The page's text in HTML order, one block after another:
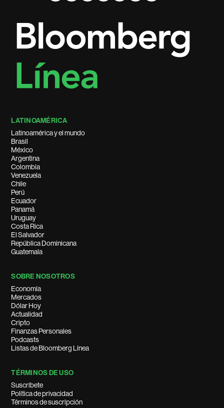
LATINOAMÉRICA
Latinoamérica y el mundo
Brasil
México
Argentina
Colombia
Venezuela
Chile
Perú
Ecuador
Panamá
Uruguay
Costa Rica
El Salvador
República Dominicana
Guatemala
SOBRE NOSOTROS
Economía
Mercados
Dólar Hoy
Actualidad
Cripto
Finanzas Personales
Podcasts
Listas de Bloomberg Línea
TÉRMINOS DE USO
Suscríbete
Política de privacidad
Términos de suscripción